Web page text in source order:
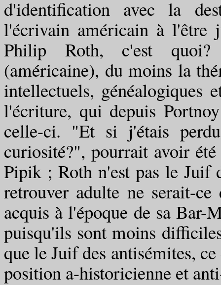
d'identification avec la
l'écrivain américain à
Philip Roth, c'est quoi?
(américaine), du moins la
intellectuels, généalogiques
l'écriture, qui depuis
celle-ci. "Et si j'étais
curiosité?", pourrait avoir
Pipik ; Roth n'est pas le Juif
retrouver adulte ne serait-
acquis à l'époque de sa
puisqu'ils sont moins
que le Juif des antisémites,
position a-historicienne et